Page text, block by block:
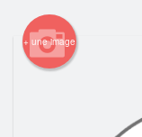
Connection
Inscription
+ une image